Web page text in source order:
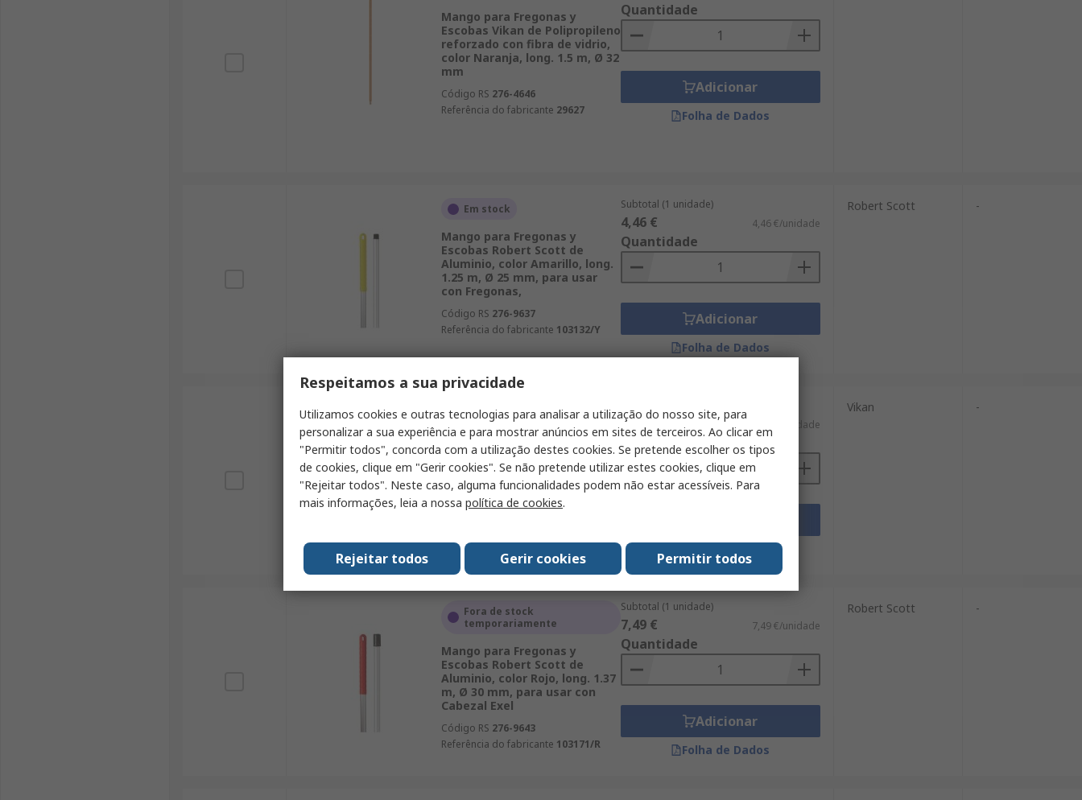
Mango para Fregonas y
Escobas Vikan de Polipropileno
reforzado con fibra de vidrio,
color Naranja, long. 1.5 m, Ø 32
mm
Código RS 276-4646
Referência do fabricante 29627
Quantidade
Adicionar
Folha de Dados
Em stock
Mango para Fregonas y
Escobas Robert Scott de
Aluminio, color Amarillo, long.
1.25 m, Ø 25 mm, para usar
con Fregonas,
Código RS 276-9637
Referência do fabricante 103132/Y
Subtotal (1 unidade)
4,46 € 4,46 €/unidade
Quantidade
Adicionar
Folha de Dados
Robert Scott -
Em stock
Mango para fregona Vikan de
Polipropileno reforzado con
fibra de vidrio, color Rosa,
long. 1.5 m, Ø 34 mm
Código RS188-8892
26,98 € 26,98 €/unidade
Quantidade
Vikan -
Fora de stock
temporariamente
Mango para Fregonas y
Escobas Robert Scott de
Aluminio, color Rojo, long. 1.37
m, Ø 30 mm, para usar con
Cabezal Exel
Código RS 276-9643
Referência do fabricante 103171/R
Subtotal (1 unidade)
7,49 € 7,49 €/unidade
Quantidade
Adicionar
Folha de Dados
Robert Scott -
Respeitamos a sua privacidade
Utilizamos cookies e outras tecnologias para analisar a utilização do nosso site, para
personalizar a sua experiência e para mostrar anúncios em sites de terceiros. Ao clicar em
"Permitir todos", concorda com a utilização destes cookies. Se pretende escolher os tipos
de cookies, clique em "Gerir cookies". Se não pretende utilizar estes cookies, clique em
"Rejeitar todos". Neste caso, alguma funcionalidades podem não estar acessíveis. Para
mais informações, leia a nossa política de cookies.
Permitir todos
Gerir cookies
Rejeitar todos